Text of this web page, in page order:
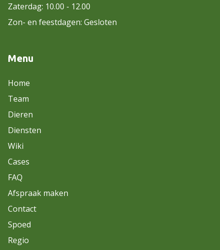
Zaterdag: 10.00 - 12.00
Zon- en feestdagen: Gesloten
Menu
Home
Team
Dieren
Diensten
Wiki
Cases
FAQ
Afspraak maken
Contact
Spoed
Regio